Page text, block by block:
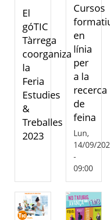
El
góTIC
Tàrrega
coorganiza
la
Feria
Estudies
&
Treballes
2023
Cursos
en
línia
per
a la
recerca
de
feina
Lun,
14/09/
-
09:00